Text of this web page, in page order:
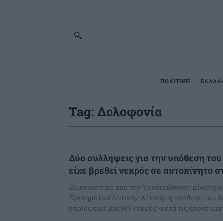
ΠΟΛΙΤΙΚΗ
Tag: Δολοφονία
Δύο συλλήψεις για την υπόθεση
είχε βρεθεί νεκρός σε αυτοκίνητο
Εξιχνιάστηκε από την Υποδιεύθυνση Δίωξης
Εγκλημάτων Δυτικής Αττικής η υπόθεση του
οποίος είχε βρεθεί νεκρός -κατά τις